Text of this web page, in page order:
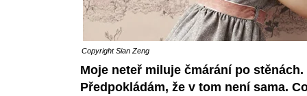
CopyrightSian Zeng
Moje neteř miluje čmárání po
Předpokládám, že v tom není sama.